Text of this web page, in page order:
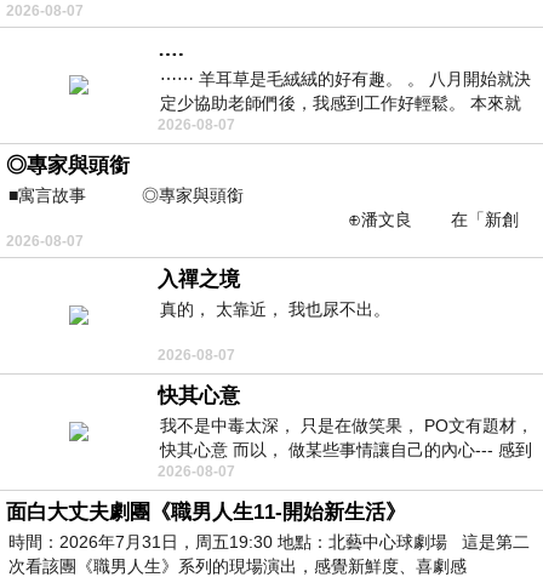
2026-08-07
….
⋯⋯ 羊耳草是毛絨絨的好有趣。 。 八月開始就決
定少協助老師們後，我感到工作好輕鬆。 本來就
不是我的工作啊。 真
2026-08-07
◎專家與頭銜
■寓言故事 ◎專家與頭銜
⊕潘文良 在「新創
之谷」裡——
2026-08-07
入禪之境
真的， 太靠近， 我也尿不出。
2026-08-07
快其心意
我不是中毒太深， 只是在做笑果， PO文有題材，
快其心意 而以， 做某些事情讓自己的內心--- 感到
愉快。
2026-08-07
面白大丈夫劇團《職男人生11-開始新生活》
時間：2026年7月31日，周五19:30 地點：北藝中心球劇場 這是第二
次看該團《職男人生》系列的現場演出，感覺新鮮度、喜劇感